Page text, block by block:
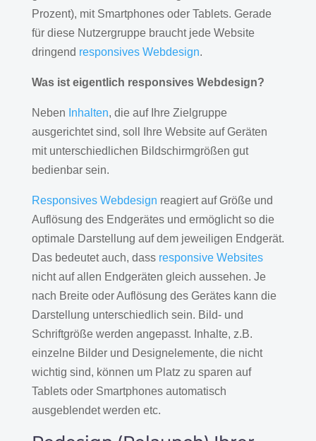
Prozent), mit Smartphones oder Tablets. Gerade
für diese Nutzergruppe braucht jede Website
dringend responsives Webdesign.
Was ist eigentlich responsives Webdesign?
Neben Inhalten, die auf Ihre Zielgruppe
ausgerichtet sind, soll Ihre Website auf Geräten
mit unterschiedlichen Bildschirmgrößen gut
bedienbar sein.
Responsives Webdesign reagiert auf Größe und
Auflösung des Endgerätes und ermöglicht so die
optimale Darstellung auf dem jeweiligen Endgerät.
Das bedeutet auch, dass responsive Websites
nicht auf allen Endgeräten gleich aussehen. Je
nach Breite oder Auflösung des Gerätes kann die
Darstellung unterschiedlich sein. Bild- und
Schriftgröße werden angepasst. Inhalte, z.B.
einzelne Bilder und Designelemente, die nicht
wichtig sind, können um Platz zu sparen auf
Tablets oder Smartphones automatisch
ausgeblendet werden etc.